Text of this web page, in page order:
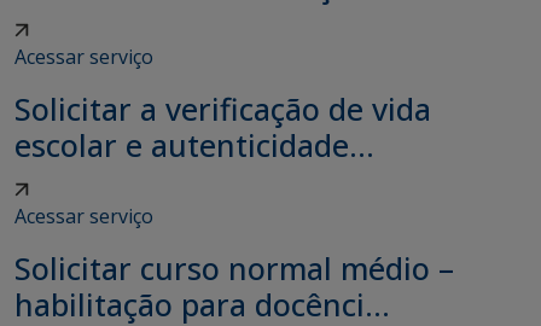
Acessar serviço
Solicitar a verificação de vida
escolar e autenticidade...
Acessar serviço
Solicitar curso normal médio –
habilitação para docênci...